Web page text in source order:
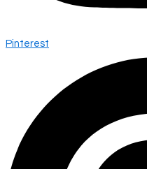
Pinterest